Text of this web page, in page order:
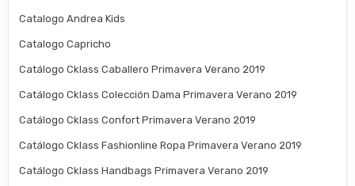
Catalogo Andrea Kids
Catalogo Capricho
Catálogo Cklass Caballero Primavera Verano 2019
Catálogo Cklass Colección Dama Primavera Verano 2019
Catálogo Cklass Confort Primavera Verano 2019
Catálogo Cklass Fashionline Ropa Primavera Verano 2019
Catálogo Cklass Handbags Primavera Verano 2019